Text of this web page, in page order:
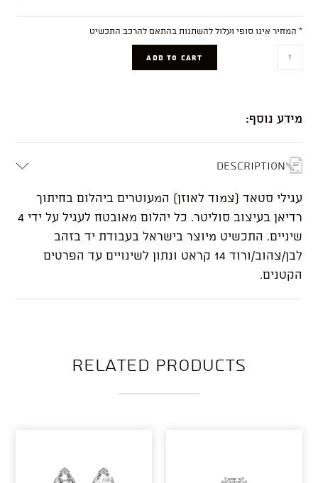
* המחיר אינו סופי ועלול להשתנות בהתאם להרכב התכשיט
ADD TO CART
מידע נוסף:
Description
עגילי סטאד (צמוד לאוזן) המעוטרים ביהלום בחיתוך
רדיאן בעיצוב סוליטר. כל יהלום מאובטח לעגיל על ידי 4
שיניים. התכשיט מיוצר בישראל בעבודת יד בזהב
לבן/צהוב/ורוד 14 קראט ונתון לשינויים עד הפרטים
הקטנים.
Related products